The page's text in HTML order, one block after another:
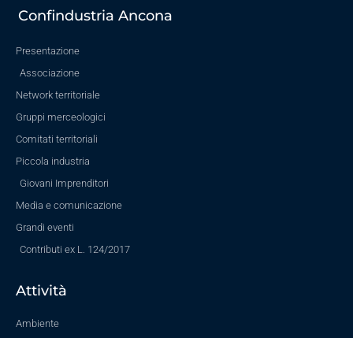
Confindustria Ancona
Presentazione
Associazione
Network territoriale
Gruppi merceologici
Comitati territoriali
Piccola industria
Giovani Imprenditori
Media e comunicazione
Grandi eventi
Contributi ex L. 124/2017
Attività
Ambiente